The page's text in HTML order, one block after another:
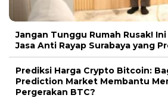
Jangan Tunggu Rumah Rusak!
Jasa Anti Rayap Surabaya yang
Prediksi Harga Crypto Bitcoin:
Prediction Market Membantu
Pergerakan BTC?